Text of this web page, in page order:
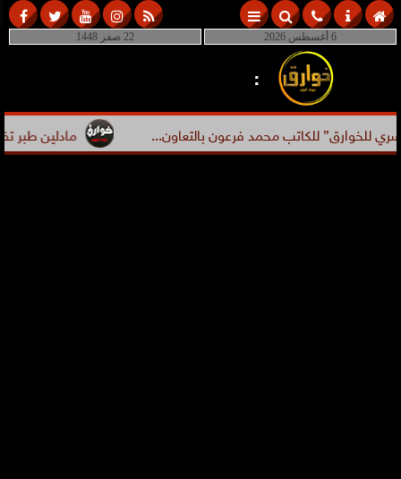
22 صفر 1448 6 أغسطس 2026
:
مادلين طبر تفضح للكاتب محمد فرعون بالتعاون...